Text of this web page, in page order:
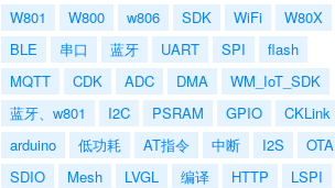
W801 W800 w806 SDK WiFi
W80X
BLE
串口 蓝牙 UART SPI
flash
MQTT
CDK ADC DMA
WM_IoT_SDK
蓝牙、w801
I2C PSRAM GPIO
CKLink
arduino
低功耗 AT指令 中断 I2S
OTA
SDIO
Mesh LVGL 编译 HTTP
LSPI